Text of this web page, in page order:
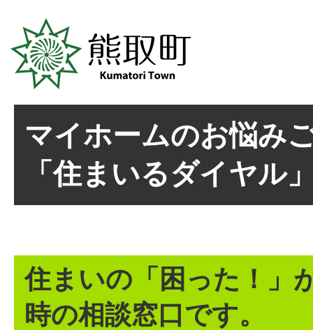
マイホームのお悩み
「住まいるダイヤル
住まいの「困った！」
時の相談窓口です。